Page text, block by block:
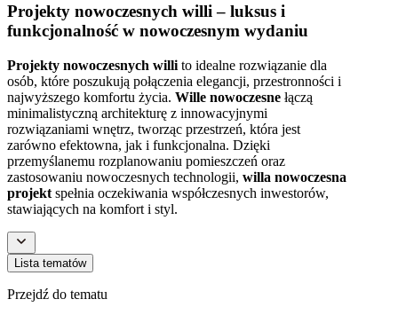
Projekty nowoczesnych willi – luksus i
funkcjonalność w nowoczesnym wydaniu
Projekty nowoczesnych willi to idealne rozwiązanie dla
osób, które poszukują połączenia elegancji, przestronności i
najwyższego komfortu życia. Wille nowoczesne łączą
minimalistyczną architekturę z innowacyjnymi
rozwiązaniami wnętrz, tworząc przestrzeń, która jest
zarówno efektowna, jak i funkcjonalna. Dzięki
przemyślanemu rozplanowaniu pomieszczeń oraz
zastosowaniu nowoczesnych technologii, willa nowoczesna
projekt spełnia oczekiwania współczesnych inwestorów,
stawiających na komfort i styl.
Lista tematów
Przejdź do tematu